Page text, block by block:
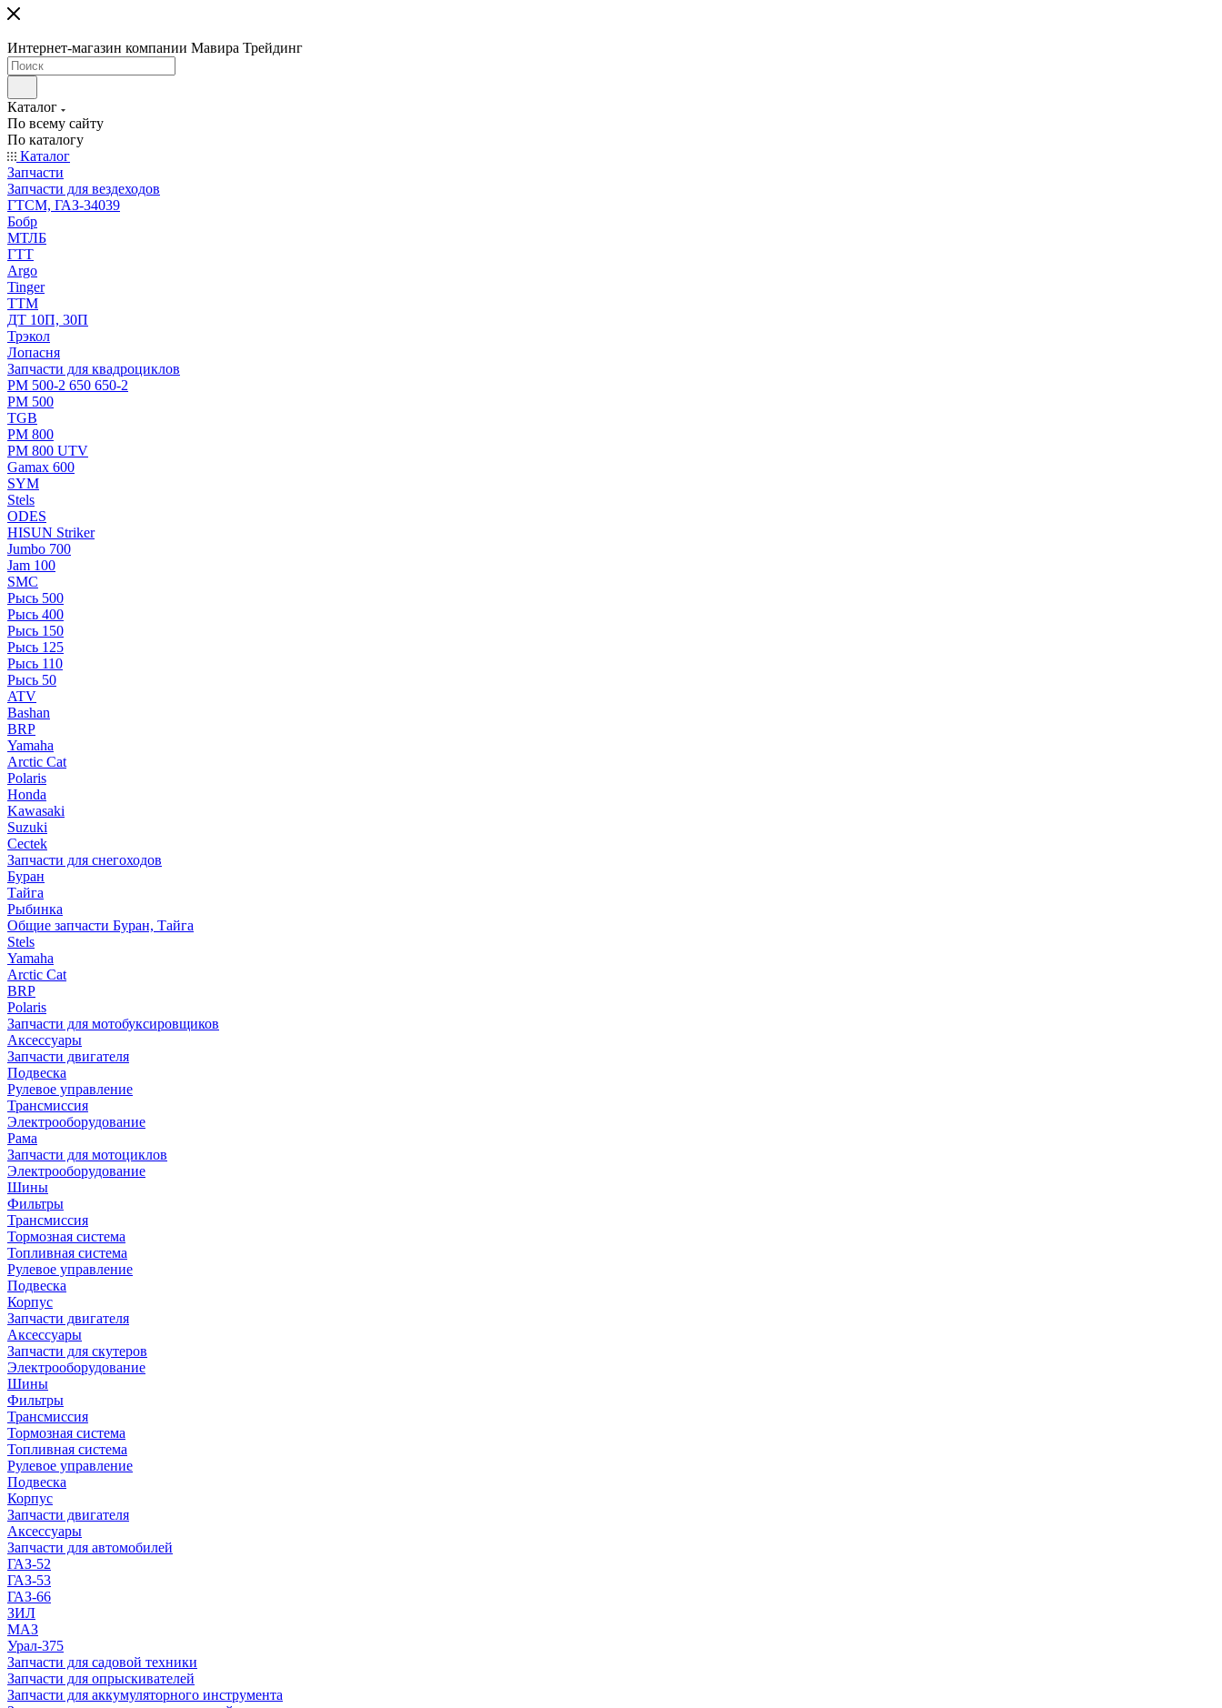
Интернет-магазин компании Мавира Трейдинг
Каталог
По всему сайту
По каталогу
Каталог
Запчасти
Запчасти для вездеходов
ГТСМ, ГАЗ-34039
Бобр
МТЛБ
ГТТ
Argo
Tinger
ТТМ
ДТ 10П, 30П
Трэкол
Лопасня
Запчасти для квадроциклов
РМ 500-2 650 650-2
РМ 500
TGB
РМ 800
РМ 800 UTV
Gamax 600
SYM
Stels
ОDЕS
HISUN Striker
Jumbo 700
Jam 100
SMC
Рысь 500
Рысь 400
Рысь 150
Рысь 125
Рысь 110
Рысь 50
ATV
Bashan
BRP
Yamaha
Arctic Cat
Polaris
Honda
Kawasaki
Suzuki
Cectek
Запчасти для снегоходов
Буран
Тайга
Рыбинка
Общие запчасти Буран, Тайга
Stels
Yamaha
Arctic Cat
BRP
Polaris
Запчасти для мотобуксировщиков
Аксессуары
Запчасти двигателя
Подвеска
Рулевое управление
Трансмиссия
Электрооборудование
Рама
Запчасти для мотоциклов
Электрооборудование
Шины
Фильтры
Трансмиссия
Тормозная система
Топливная система
Рулевое управление
Подвеска
Корпус
Запчасти двигателя
Аксессуары
Запчасти для скутеров
Электрооборудование
Шины
Фильтры
Трансмиссия
Тормозная система
Топливная система
Рулевое управление
Подвеска
Корпус
Запчасти двигателя
Аксессуары
Запчасти для автомобилей
ГАЗ-52
ГАЗ-53
ГАЗ-66
ЗИЛ
МАЗ
Урал-375
Запчасти для садовой техники
Запчасти для опрыскивателей
Запчасти для аккумуляторного инструмента